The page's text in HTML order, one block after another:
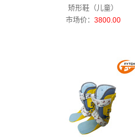
矫形鞋（儿童）
市场价： 3800.00